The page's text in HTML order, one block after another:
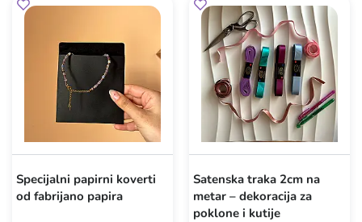
Specijalni papirni koverti
od fabrijano papira
Satenska traka 2cm na
metar – dekoracija za
poklone i kutije